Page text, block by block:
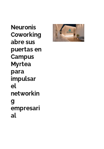
Neuronis
Coworking
abre sus
puertas en
Campus
Myrtea
para
impulsar
el
networkin
g
empresari
al